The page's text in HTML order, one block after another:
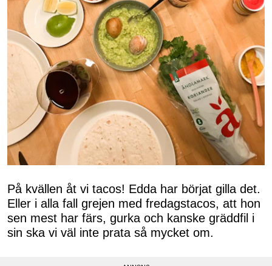
På kvällen åt vi tacos! Edda har börjat gilla det.
Eller i alla fall grejen med fredagstacos, att hon
sen mest har färs, gurka och kanske gräddfil i
sin ska vi väl inte prata så mycket om.